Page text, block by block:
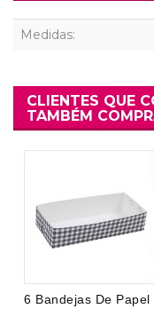
Medidas:
CLIENTES QUE
TAMBÉM
6 Bandejas De Papel